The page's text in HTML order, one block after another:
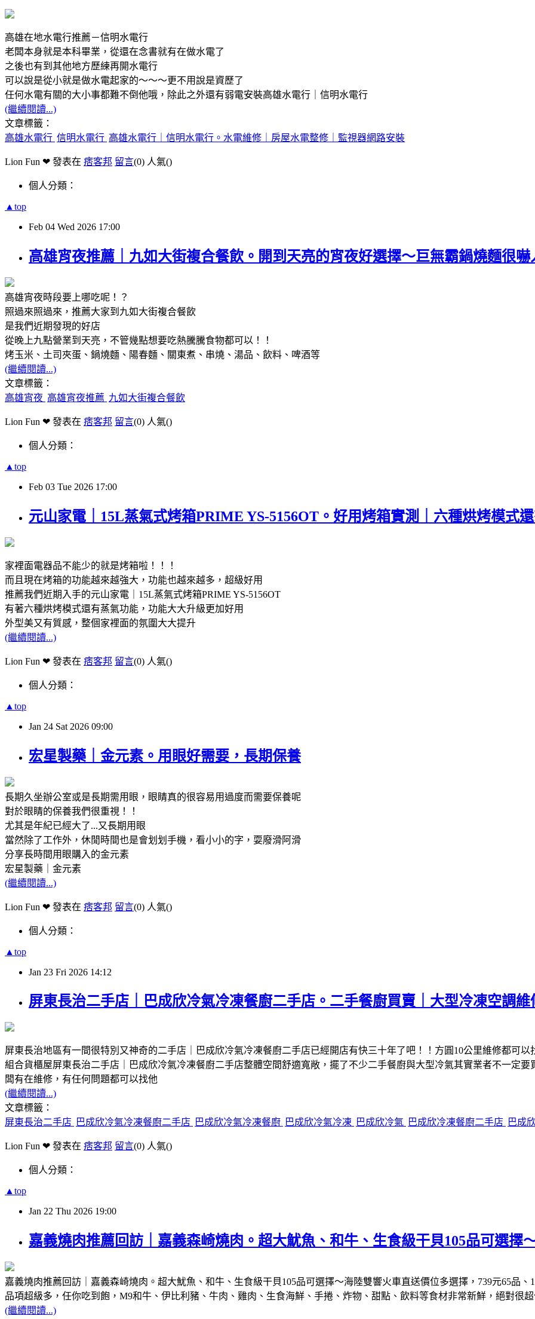
高雄在地水電行推薦－信明水電行
老闆本身就是本科畢業，從還在念書就有在做水電了
之後也有到其他地方歷練再開水電行
可以說是從小就是做水電起家的～～～更不用說是資歷了
任何水電有關的大小事都難不倒他哦，除此之外還有弱電安裝高雄水電行｜信明水電行
(繼續閱讀...)
文章標籤：
高雄水電行 信明水電行 高雄水電行｜信明水電行。水電維修｜房屋水電整修｜監視器網路安裝
Lion Fun ❤ 發表在 痞客邦 留言(0) 人氣()
個人分類：
▲top
Feb 04 Wed 2026 17:00
高雄宵夜推薦｜九如大街複合餐飲。開到天亮的宵夜好選擇～巨無霸鍋燒麵很嚇
高雄宵夜時段要上哪吃呢！？
照過來照過來，推薦大家到九如大街複合餐飲
是我們近期發現的好店
從晚上九點營業到天亮，不管幾點想要吃熱騰騰食物都可以！！
烤玉米、土司夾蛋、鍋燒麵、陽春麵、關東煮、串燒、湯品、飲料、啤酒等
(繼續閱讀...)
文章標籤：
高雄宵夜 高雄宵夜推薦 九如大街複合餐飲
Lion Fun ❤ 發表在 痞客邦 留言(0) 人氣()
個人分類：
▲top
Feb 03 Tue 2026 17:00
元山家電｜15L蒸氣式烤箱PRIME YS-5156OT。好用烤箱實測｜六種烘烤模式
家裡面電器品不能少的就是烤箱啦！！！
而且現在烤箱的功能越來越強大，功能也越來越多，超級好用
推薦我們近期入手的元山家電｜15L蒸氣式烤箱PRIME YS-5156OT
有著六種烘烤模式還有蒸氣功能，功能大大升級更加好用
外型美又有質感，整個家裡面的氛圍大大提升
(繼續閱讀...)
Lion Fun ❤ 發表在 痞客邦 留言(0) 人氣()
個人分類：
▲top
Jan 24 Sat 2026 09:00
宏星製藥｜金元素。用眼好需要，長期保養
長期久坐辦公室或是長期需用眼，眼睛真的很容易用過度而需要保養呢
對於眼睛的保養我們很重視！！
尤其是年紀已經大了...又長期用眼
當然除了工作外，休閒時間也是會划划手機，看小小的字，耍廢滑阿滑
分享長時間用眼購入的金元素
宏星製藥｜金元素
(繼續閱讀...)
Lion Fun ❤ 發表在 痞客邦 留言(0) 人氣()
個人分類：
▲top
Jan 23 Fri 2026 14:12
屏東長治二手店｜巴成欣冷氣冷凍餐廚二手店。二手餐廚買賣｜大型冷凍空調
屏東長治地區有一間很特別又神奇的二手店｜巴成欣冷氣冷凍餐廚二手店已經開店有快三十年了吧！！方圓10公里維修都可
組合貨櫃屋屏東長治二手店｜巴成欣冷氣冷凍餐廚二手店整體空間舒適寬敞，擺了不少二手餐廚與大型冷氣其實業者不一定
闆有在維修，有任何問題都可以找他
(繼續閱讀...)
文章標籤：
屏東長治二手店 巴成欣冷氣冷凍餐廚二手店 巴成欣冷氣冷凍餐廚 巴成欣冷氣冷凍 巴成欣冷氣 巴成欣冷凍餐廚二手店 巴成
Lion Fun ❤ 發表在 痞客邦 留言(0) 人氣()
個人分類：
▲top
Jan 22 Thu 2026 19:00
嘉義燒肉推薦回訪｜嘉義森崎燒肉。超大魷魚、和牛、生食級干貝105品可選擇
嘉義燒肉推薦回訪｜嘉義森崎燒肉。超大魷魚、和牛、生食級干貝105品可選擇～海陸雙響火車直送價位多選擇，739元65品、
品項超級多，任你吃到飽，M9和牛、伊比利豬、牛肉、雞肉、生食海鮮、手捲、炸物、甜點、飲料等食材非常新鮮，絕對很
(繼續閱讀...)